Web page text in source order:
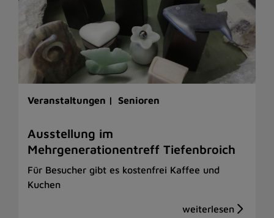
Veranstaltungen | Senioren
Ausstellung im
Mehrgenerationentreff Tiefenbroich
Für Besucher gibt es kostenfrei Kaffee und
Kuchen